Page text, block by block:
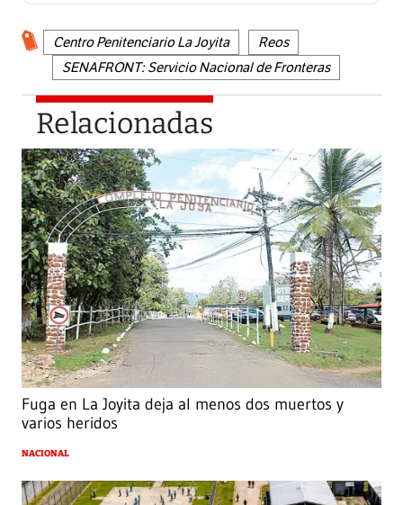
Centro Penitenciario La Joyita
Reos
SENAFRONT: Servicio Nacional de Fronteras
Relacionadas
Fuga en La Joyita deja al menos dos muertos y
varios heridos
NACIONAL